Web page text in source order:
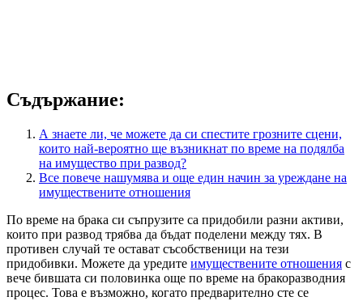
Съдържание:
А знаете ли, че можете да си спестите грозните сцени,
които най-вероятно ще възникнат по време на подялба
на имущество при развод?
Все повече нашумява и още един начин за уреждане на
имуществените отношения
По време на брака си съпрузите са придобили разни активи,
които при развод трябва да бъдат поделени между тях. В
противен случай те остават съсобственици на тези
придобивки. Можете да уредите имуществените отношения с
вече бившата си половинка още по време на бракоразводния
процес. Това е възможно, когато предварително сте се